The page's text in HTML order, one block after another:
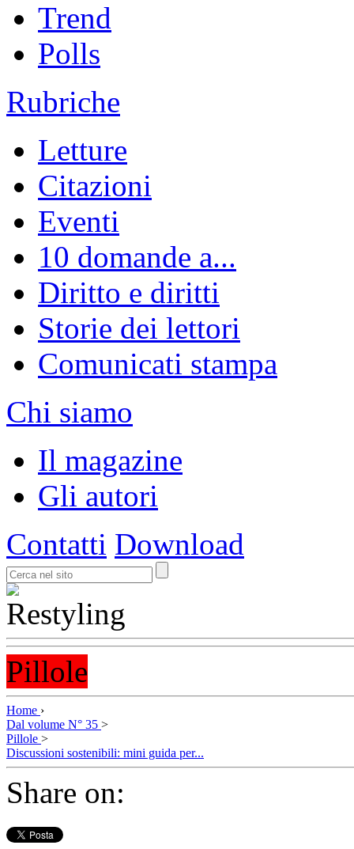
Trend
Polls
Rubriche
Letture
Citazioni
Eventi
10 domande a...
Diritto e diritti
Storie dei lettori
Comunicati stampa
Chi siamo
Il magazine
Gli autori
Contatti Download
Pillole
Home ›
Dal volume N° 35 >
Pillole >
Discussioni sostenibili: mini guida per...
Share on: